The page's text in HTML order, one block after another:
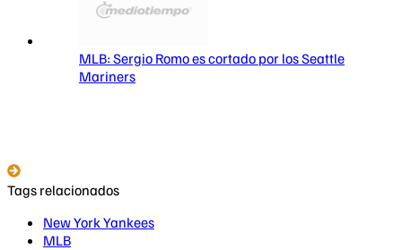
MLB: Sergio Romo es cortado por los Seattle
Mariners
Tags relacionados
New York Yankees
MLB